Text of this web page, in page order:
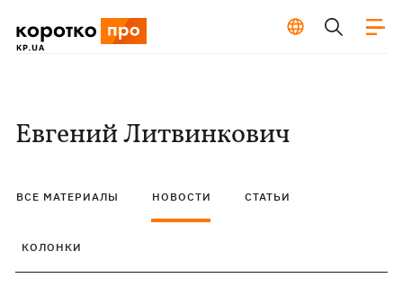
Евгений Литвинкович
ВСЕ МАТЕРИАЛЫ НОВОСТИ СТАТЬИ
КОЛОНКИ